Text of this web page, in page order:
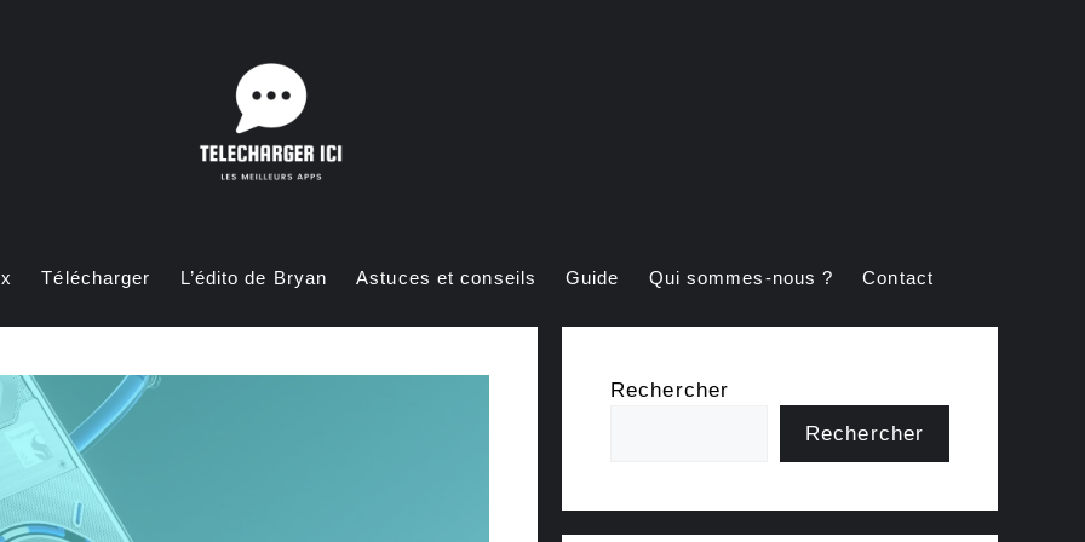
Télécharger L’édito de Bryan Astuces et conseils Guide Qui sommes-nous ? Contact
Rechercher
Rechercher